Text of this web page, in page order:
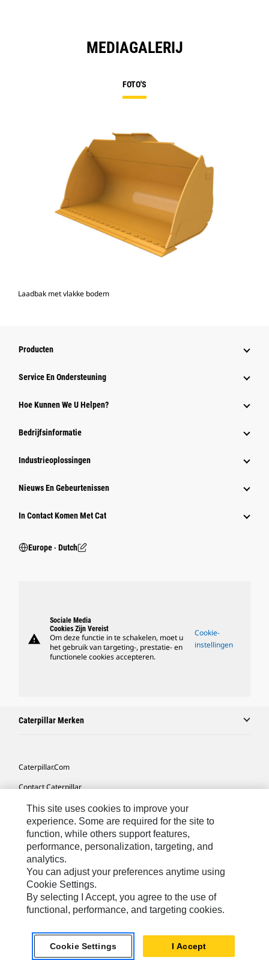
MEDIAGALERIJ
FOTO'S
Laadbak met vlakke bodem
Producten
Service En Ondersteuning
Hoe Kunnen We U Helpen?
Bedrijfsinformatie
Industrieoplossingen
Nieuws En Gebeurtenissen
In Contact Komen Met Cat
Europe ‧ Dutch
warning
Sociale Media
Cookies Zijn Vereist
Om deze functie in te schakelen, moet u
het gebruik van targeting-, prestatie- en
functionele cookies accepteren.
Cookie-
instellingen
Caterpillar Merken
Caterpillar.com
Contact Caterpillar
Mijn Marketingvoorkeuren
Site Map
Cookie Settings
Legal
Privacy
Europe-Dutch© 2026 Caterpillar. Alle rechten voorbehouden.
This site uses cookies to improve your
experience. Some are required for the site to
function, while others support features,
performance, personalization, targeting, and
analytics.
You can adjust your preferences anytime using
Cookie Settings.
By selecting I Accept, you agree to the use of
functional, performance, and targeting cookies.
Cookie Settings I Accept